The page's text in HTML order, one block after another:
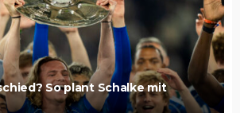
So plant Schalke mit